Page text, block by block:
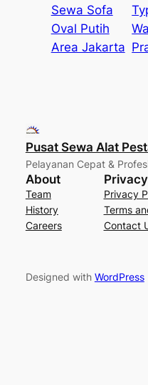
Sewa Sofa
Oval Putih
Area Jakarta
Pusat Sewa Alat
Pelayanan Cepat &
About
Team
History
Careers
Privacy
Privacy
Terms
Contact
Designed with WordPress